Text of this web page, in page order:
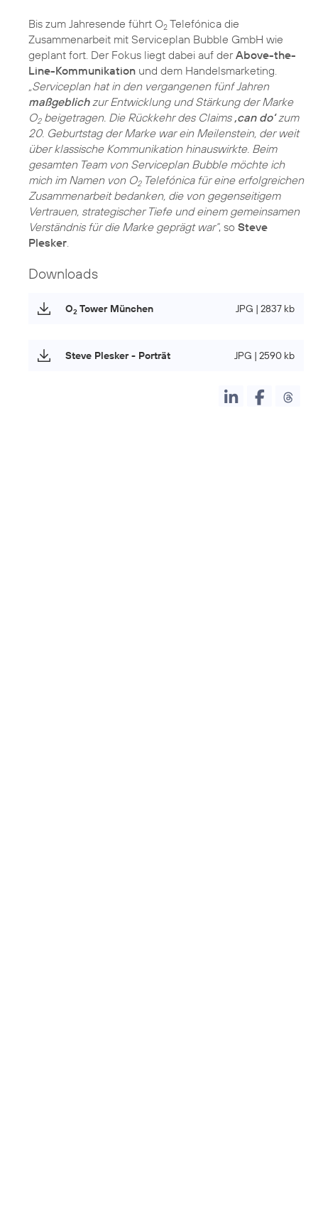
Bis zum Jahresende führt O2 Telefónica die
Zusammenarbeit mit Serviceplan Bubble GmbH wie
geplant fort. Der Fokus liegt dabei auf derAbove-the-
Line-Kommunikation und dem Handelsmarketing.
„Serviceplan hat in den vergangenen fünf Jahren
maßgeblichzur Entwicklung und Stärkung der Marke
O2beigetragen. Die Rückkehr des Claims ‚can do‘zum
20. Geburtstag der Marke war ein Meilenstein, der weit
über klassische Kommunikation hinauswirkte. Beim
gesamten Team von Serviceplan Bubble möchte ich
mich im Namen von O2Telefónica für eine erfolgreichen
Zusammenarbeit bedanken, die von gegenseitigem
Vertrauen, strategischer Tiefe und einem gemeinsamen
Verständnis für die Marke geprägt war“, so Steve
Plesker
Downloads
O2 Tower München JPG | 2837 kb
Steve Plesker - Porträt JPG | 2590 kb